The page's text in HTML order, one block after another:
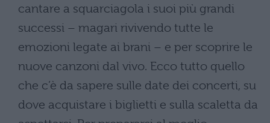
cantare a squarciagola i suoi più grandi
successi – magari rivivendo tutte le
emozioni legate ai brani – e per scoprire le
nuove canzoni dal vivo. Ecco tutto quello
che c’è da sapere sulle date dei concerti, su
dove acquistare i biglietti e sulla scaletta da